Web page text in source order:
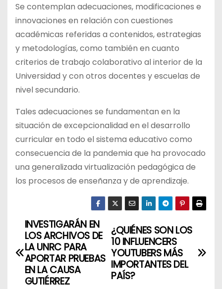
Se contemplan adecuaciones, modificaciones e
innovaciones en relación con cuestiones
académicas referidas a contenidos, estrategias
y metodologías, como también en cuanto
criterios de trabajo colaborativo al interior de la
Universidad y con otros docentes y escuelas de
nivel secundario.
Tales adecuaciones se fundamentan en la
situación de excepcionalidad en el desarrollo
curricular en todo el sistema educativo como
consecuencia de la pandemia que ha provocado
una generalizada virtualización pedagógica de
los procesos de enseñanza y de aprendizaje.
N
a
¿QUIÉNES SON LOS
10 INFLUENCERS
YOUTUBERS MÁS
IMPORTANTES DEL
PAÍS?
INVESTIGARÁN EN
LOS ARCHIVOS DE
LA UNRC PARA
APORTAR PRUEBAS
EN LA CAUSA
GUTIÉRREZ